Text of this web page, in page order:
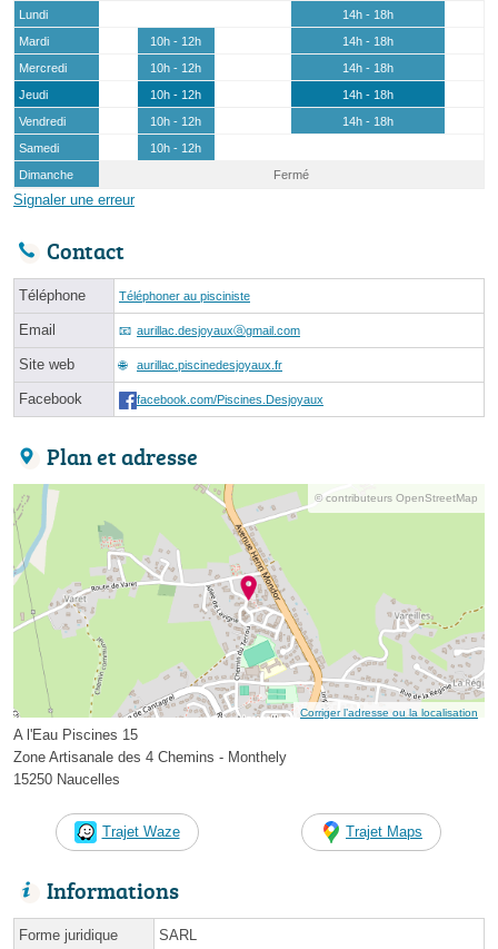
Lundi
14h - 18h
Mardi
10h - 12h
14h - 18h
Mercredi
10h - 12h
14h - 18h
Jeudi
10h - 12h
14h - 18h
Vendredi
10h - 12h
14h - 18h
Samedi
10h - 12h
Dimanche
Fermé
Signaler une erreur
Contact
Téléphone Téléphoner au pisciniste
Email aurillac.desjoyauxⓐgmail.com
Site web aurillac.piscinedesjoyaux.fr
Facebook facebook.com/Piscines.Desjoyaux
Plan et adresse
© contributeurs OpenStreetMap
Corriger l’adresse ou la localisation
A l'Eau Piscines 15
Zone Artisanale des 4 Chemins - Monthely
15250 Naucelles
Trajet Waze Trajet Maps
Informations
Forme juridique SARL